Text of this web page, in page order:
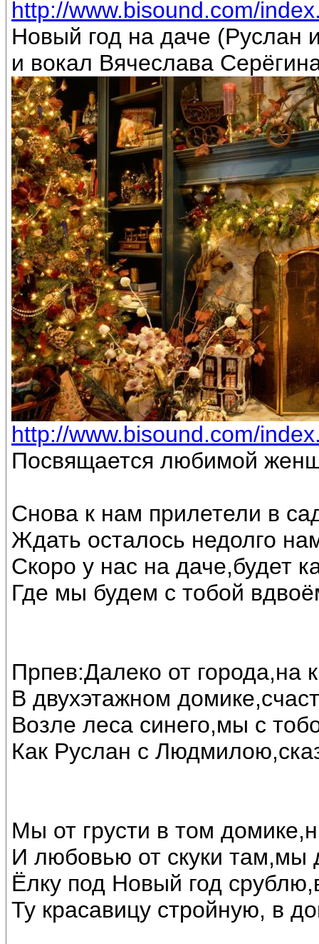
http://www.bisound.com/
Новый год на даче
и вокал Вячеслава
http://www.bisound.com/
Посвящается любимой
Снова к нам прилетели в
Ждать осталось недолго
Скоро у нас на даче,будет
Где мы будем с тобой
Прпев:Далеко от города,на
В двухэтажном
Возле леса синего,мы с
Как Руслан с
Мы от грусти в том
И любовью от скуки там,мы
Ёлку под Новый год
Ту красавицу стройную, в